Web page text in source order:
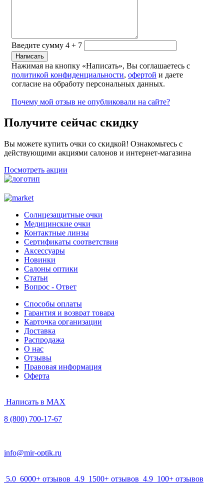
Введите сумму 4 + 7
Нажимая на кнопку «Написать», Вы соглашаетесь с
политикой конфиденциальности, офертой и даете
согласие на обработу персональных данных.
Почему мой отзыв не опубликовали на сайте?
Получите сейчас скидку
Вы можете купить очки со скидкой! Ознакомьтесь с
действующими акциями салонов и интернет-магазина
Посмотреть акции
Солнцезащитные очки
Медицинские очки
Контактные линзы
Сертификаты соответствия
Аксессуары
Новинки
Салоны оптики
Статьи
Вопрос - Ответ
Способы оплаты
Гарантия и возврат товара
Карточка организации
Доставка
Распродажа
О нас
Отзывы
Правовая информация
Оферта
Написать в MAX
8 (800) 700-17-67
info@mir-optik.ru
5.0 6000+ отзывов 4.9 1500+ отзывов 4.9 100+ отзывов